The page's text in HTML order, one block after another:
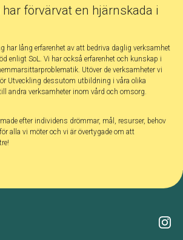
förvärvat en hjärnskada i
har lång erfarenhet av att bedriva daglig verksamhet
enligt SoL. Vi har också erfarenhet och kunskap i
Utöver de verksamheter vi
Utveckling dessutom utbildning i våra olika
andra verksamheter inom vård och omsorg.
efter individens drömmar, mål, resurser, behov
alla vi möter och vi är övertygade om att